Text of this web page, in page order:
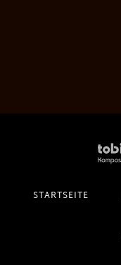
STARTSEITE